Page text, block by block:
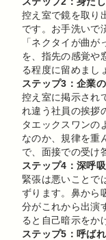
控え室で鏡を取り
です。お手洗いで
「ネクタイが曲が
を、指先の感覚や
る程度に留めまし
ステップ3：企業
控え室に掲示され
れ違う社員の挨拶
タエックスワンの
なのか、規律を重
で、面接での受け
ステップ4：深呼
緊張は悪いことで
ずります。鼻から
分がこれから出演
ると自己暗示をか
ステップ5：呼ば